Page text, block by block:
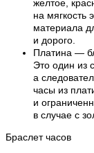
желтое,
на мягкость
материала
и дорого.
Платина —
Это один из
а
часы из
и
в случае с
Браслет часов